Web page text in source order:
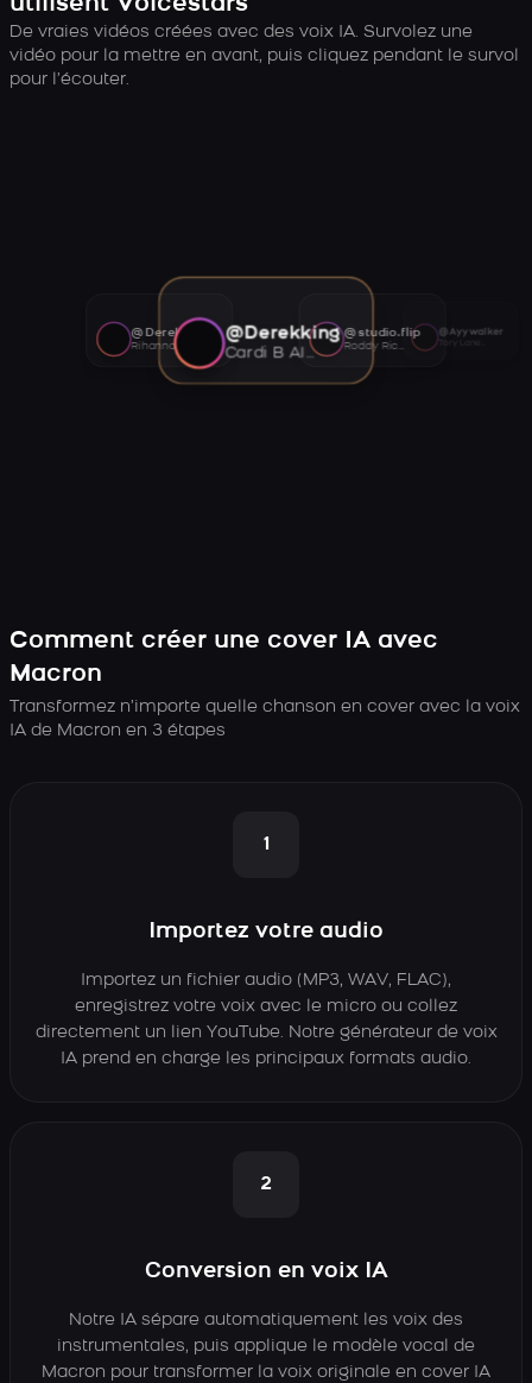
utilisent Voicestars
De vraies vidéos créées avec des voix IA. Survolez une
vidéo pour la mettre en avant, puis cliquez pendant le survol
pour l’écouter.
@Derekking
Cardi B AI voice
@studio.flip
Roddy Ricch AI voice
@Ayywalker
@Derekking
Rihanna AI voice
Comment créer une cover IA avec
Macron
Transformez n’importe quelle chanson en cover avec la voix
IA de Macron en 3 étapes
1
Importez votre audio
Importez un fichier audio (MP3, WAV, FLAC),
enregistrez votre voix avec le micro ou collez
directement un lien YouTube. Notre générateur de voix
IA prend en charge les principaux formats audio.
2
Conversion en voix IA
Notre IA sépare automatiquement les voix des
instrumentales, puis applique le modèle vocal de
Macron pour transformer la voix originale en cover IA